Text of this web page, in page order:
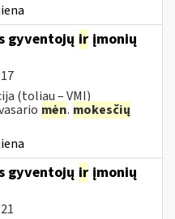
gyventojų ir įmonių
(toliau – VMI)
mėn. mokesčių
gyventojų ir įmonių